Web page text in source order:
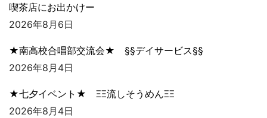
喫茶店にお出かけー
2026年8月6日
★南高校合唱部交流会★ §§デイサービス§§
2026年8月4日
★七夕イベント★ ΞΞ流しそうめんΞΞ
2026年8月4日